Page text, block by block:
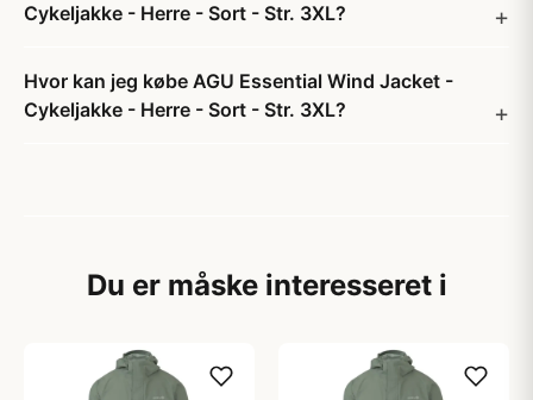
Cykeljakke - Herre - Sort - Str. 3XL?
Hvor kan jeg købe AGU Essential Wind Jacket -
Cykeljakke - Herre - Sort - Str. 3XL?
Du er måske interesseret i